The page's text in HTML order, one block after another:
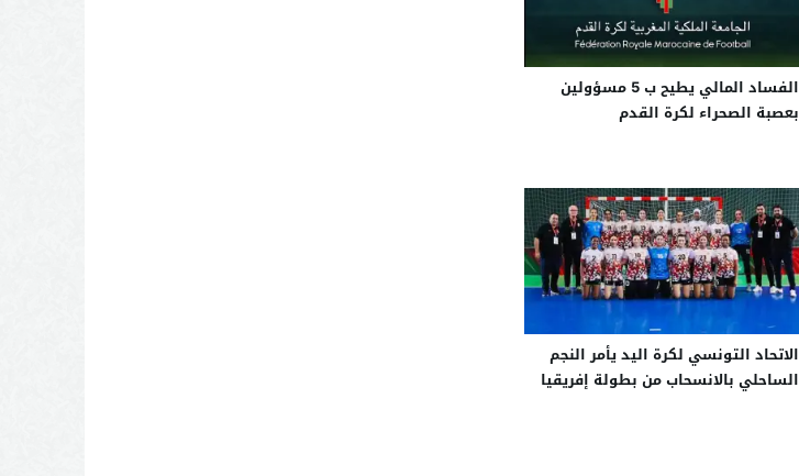
الفساد المالي يطيح ب 5 مسؤولين
بعصبة الصحراء لكرة القدم
الاتحاد التونسي لكرة اليد يأمر النجم
الساحلي بالانسحاب من بطولة إفريقيا